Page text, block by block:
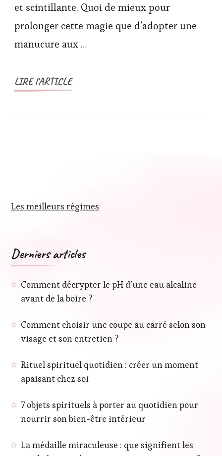
et scintillante. Quoi de mieux pour
prolonger cette magie que d’adopter une
manucure aux …
LIRE l'ARTICLE
Les meilleurs régimes
Derniers articles
Comment décrypter le pH d’une eau alcaline
avant de la boire ?
Comment choisir une coupe au carré selon son
visage et son entretien ?
Rituel spirituel quotidien : créer un moment
apaisant chez soi
7 objets spirituels à porter au quotidien pour
nourrir son bien-être intérieur
La médaille miraculeuse : que signifient les